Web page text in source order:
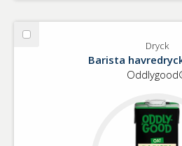
Välj
Dryck
Barista